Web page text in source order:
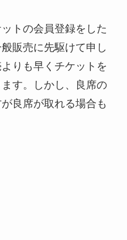
トの会員登録をした
販売に先駆けて申し
りも早くチケットを
す。しかし、良席の
良席が取れる場合も